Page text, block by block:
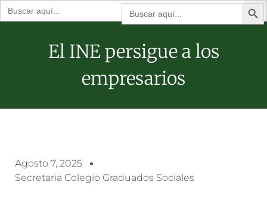
Buscar: Botón de
Buscar:
El INE persigue a los
empresarios
Agosto 7, 2025
Secretaria Colegio Graduados Sociales